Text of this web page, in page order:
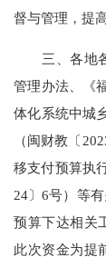
督与管理，提
三、各地各
管理办法、《
体化系统中城
（闽财教〔
移支付预算执
24〕6号）等
预算下达相关
此次资金为提